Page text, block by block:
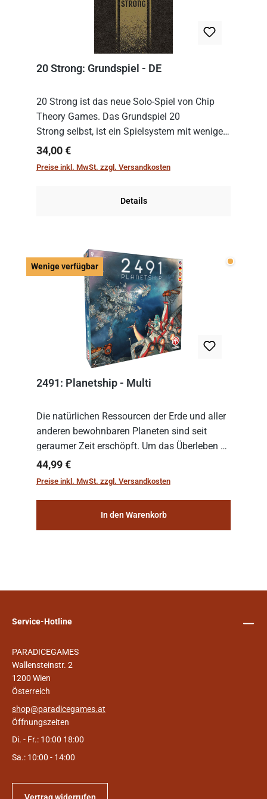
20 Strong: Grundspiel - DE
20 Strong ist das neue Solo-Spiel von Chip
Theory Games. Das Grundspiel 20
Strong selbst, ist ein Spielsystem mit wenigen,
einfachen Regeln. Um es zu spielen, muss es
immer mit einem Themenset ergänzt werden.
Regulärer Preis:
34,00 €
Preise inkl. MwSt. zzgl. Versandkosten
Details
Wenige verfügbar Wenige
2491: Planetship - Multi
Die natürlichen Ressourcen der Erde und aller
anderen bewohnbaren Planeten sind seit
geraumer Zeit erschöpft. Um das Überleben zu
sichern, wurden die sogenannten
„Weltenschiffe“ gebaut. Auf diesen
Regulärer Preis:
44,99 €
Preise inkl. MwSt. zzgl. Versandkosten
In den Warenkorb
Service-Hotline
PARADICEGAMES
Wallensteinstr. 2
1200 Wien
Österreich
shop@paradicegames.at
Öffnungszeiten
Di. - Fr.: 10:00 18:00
Sa.: 10:00 - 14:00